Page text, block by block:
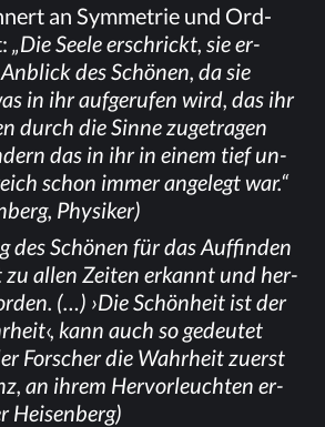
an Sym­me­trie und Ord­
„Die See­le er­schrickt, sie er­
des Schö­nen, da sie
in ihr auf­ge­ru­fen wird, das ihr
durch die Sin­ne zu­ge­tra­gen
das in ihr in ei­nem tief un­
schon im­mer an­ge­legt war.“
Physiker)
des Schö­nen für das Auf­fin­den
zu al­len Zei­ten er­kannt und her­
(…) ›Die Schön­heit ist der
kann auch so ge­deu­tet
For­scher die Wahr­heit zu­erst
an ih­rem Her­vor­leuch­ten er­
Heisenberg)